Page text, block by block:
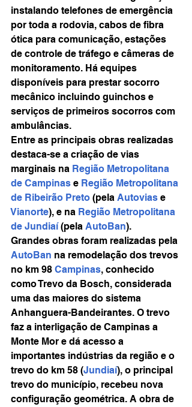
instalando telefones de emergência
por toda a rodovia, cabos de fibra
ótica para comunicação, estações
de controle de tráfego e câmeras de
monitoramento. Há equipes
disponíveis para prestar socorro
mecânico incluindo guinchos e
serviços de primeiros socorros com
ambulâncias.
Entre as principais obras realizadas
destaca-se a criação de vias
marginais na Região Metropolitana
de Campinas e Região Metropolitana
de Ribeirão Preto (pela Autovias e
Vianorte), e na Região Metropolitana
de Jundiaí (pela AutoBan).
Grandes obras foram realizadas pela
AutoBan na remodelação dos trevos
no km 98 Campinas, conhecido
como Trevo da Bosch, considerada
uma das maiores do sistema
Anhanguera-Bandeirantes. O trevo
faz a interligação de Campinas a
Monte Mor e dá acesso a
importantes indústrias da região e o
trevo do km 58 (Jundiaí), o principal
trevo do município, recebeu nova
configuração geométrica. A obra de